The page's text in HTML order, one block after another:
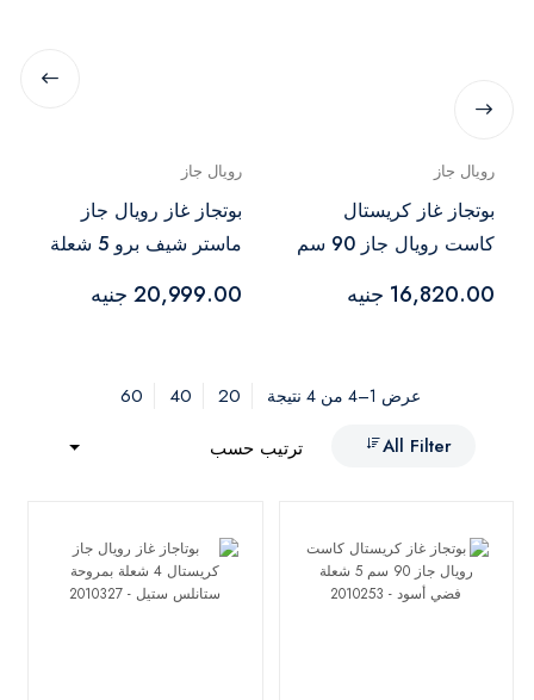
رويال جاز
بوتجاز غاز كريستال
كاست رويال جاز 90 سم
2010253
16,820.00 جنيه
رويال جاز
بوتجاز غاز رويال جاز
ماستر شيف برو 5 شعلة
R-2010300
20,999.00 جنيه
عرض 1–4 من 4 نتيجة 20
40
60
All Filter
ترتيب حسب